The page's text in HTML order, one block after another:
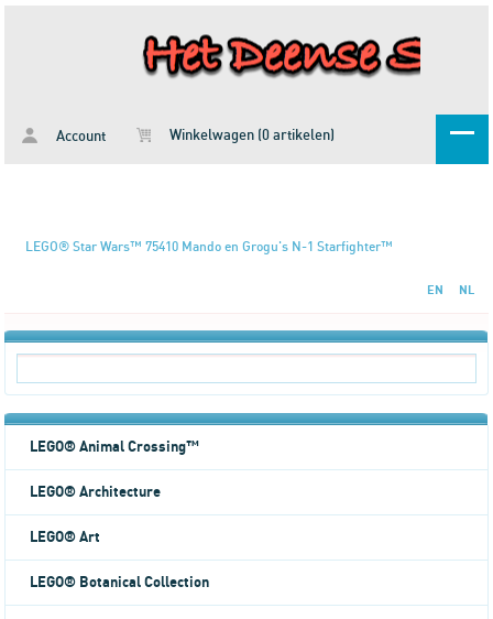
Account Winkelwagen (0 artikelen)
LEGO® Star Wars™ 75410 Mando en Grogu's N-1 Starfighter™
EN NL
LEGO® Animal Crossing™
LEGO® Architecture
LEGO® Art
LEGO® Botanical Collection